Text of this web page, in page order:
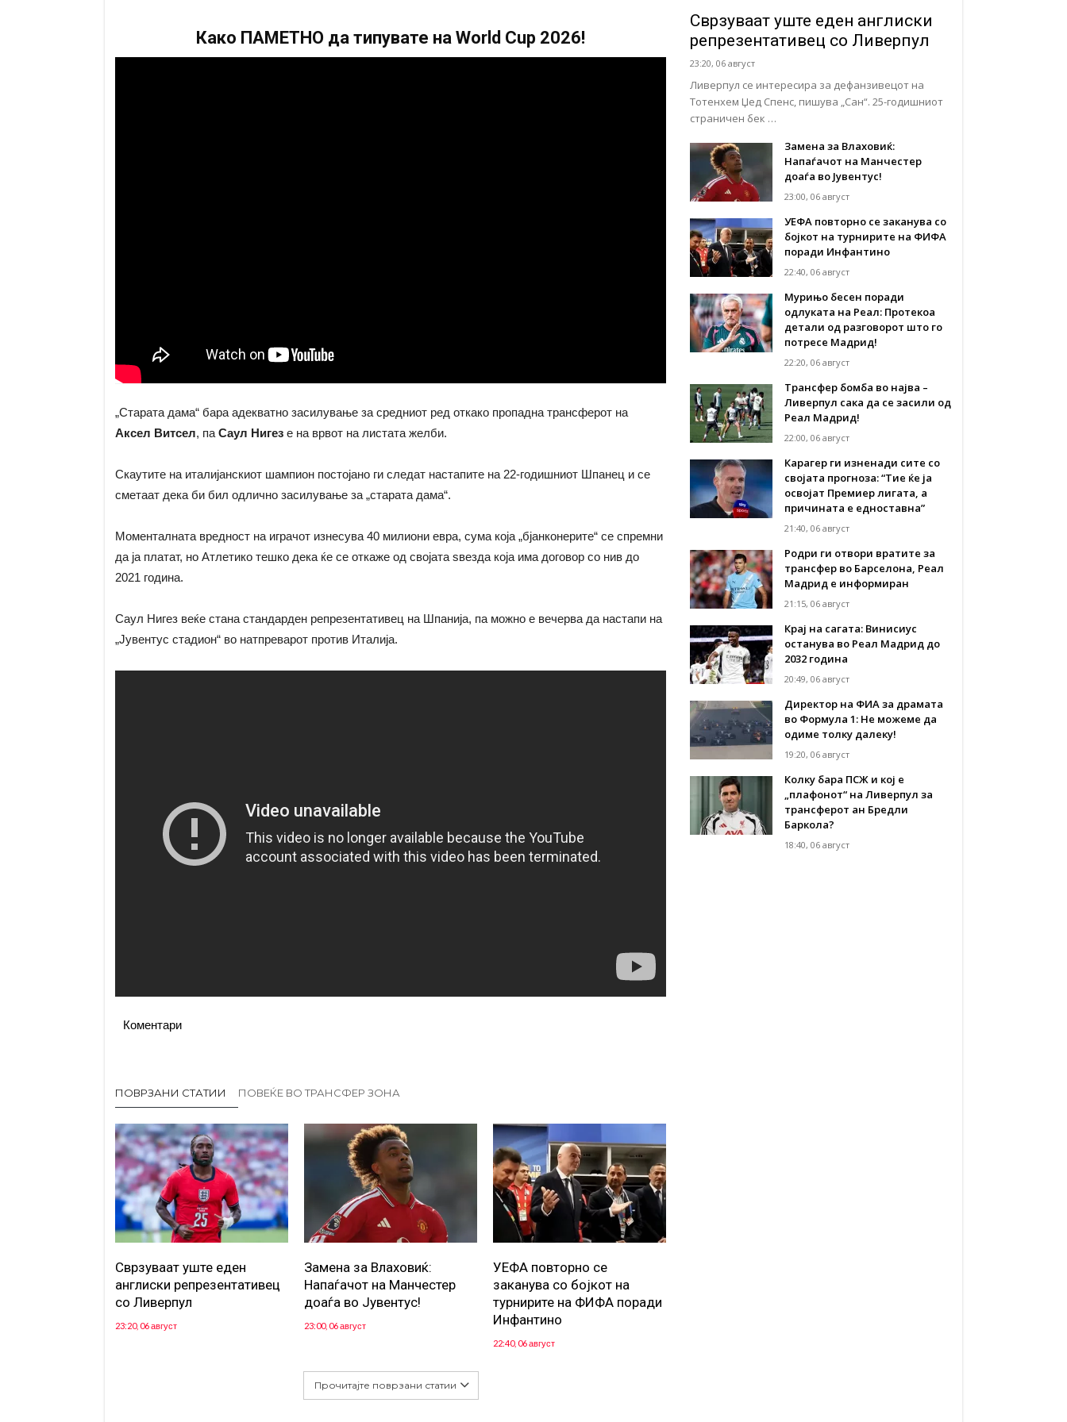
Како ПАМЕТНО да типувате на World Cup 2026!
„Старата дама“ бара адекватно засилување за средниот ред откако пропадна трансферот на
Аксел Витсел, па Саул Нигез е на врвот на листата желби.
Скаутите на италијанскиот шампион постојано ги следат настапите на 22-годишниот Шпанец и се
сметаат дека би бил одлично засилување за „старата дама“.
Моменталната вредност на играчот изнесува 40 милиони евра, сума која „бјанконерите“ се спремни
да ја платат, но Атлетико тешко дека ќе се откаже од својата ѕвезда која има договор со нив до
2021 година.
Саул Нигез веќе стана стандарден репрезентативец на Шпанија, па можно е вечерва да настапи на
„Јувентус стадион“ во натпреварот против Италија.
Коментари
ПОВРЗАНИ СТАТИИ ПОВЕЌЕ ВО ТРАНСФЕР ЗОНА
Сврзуваат уште еден
англиски репрезентативец
со Ливерпул
23:20, 06 август
Замена за Влаховиќ:
Напаѓачот на Манчестер
доаѓа во Јувентус!
23:00, 06 август
УЕФА повторно се
заканува со бојкот на
турнирите на ФИФА поради
Инфантино
22:40, 06 август
Прочитајте поврзани статии
Сврзуваат уште еден англиски
репрезентативец со Ливерпул
23:20, 06 август
Ливерпул се интересира за дефанзивецот на
Тотенхем Џед Спенс, пишува „Сан“. 25-годишниот
страничен бек …
Замена за Влаховиќ:
Напаѓачот на Манчестер
доаѓа во Јувентус!
23:00, 06 август
УЕФА повторно се заканува со
бојкот на турнирите на ФИФА
поради Инфантино
22:40, 06 август
Мурињо бесен поради
одлуката на Реал: Протекоа
детали од разговорот што го
потресе Мадрид!
22:20, 06 август
Трансфер бомба во најва –
Ливерпул сака да се засили од
Реал Мадрид!
22:00, 06 август
Карагер ги изненади сите со
својата прогноза: “Тие ќе ја
освојат Премиер лигата, а
причината е едноставна”
21:40, 06 август
Родри ги отвори вратите за
трансфер во Барселона, Реал
Мадрид е информиран
21:15, 06 август
Крај на сагата: Винисиус
останува во Реал Мадрид до
2032 година
20:49, 06 август
Директор на ФИА за драмата
во Формула 1: Не можеме да
одиме толку далеку!
19:20, 06 август
Колку бара ПСЖ и кој е
„плафонот“ на Ливерпул за
трансферот ан Бредли
Баркола?
18:40, 06 август